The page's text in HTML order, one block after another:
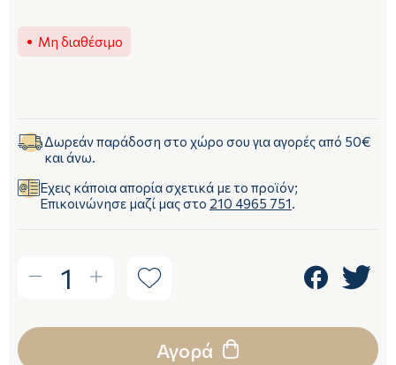
Μη διαθέσιμο
Δωρεάν παράδοση στο χώρο σου για αγορές από 50€
και άνω.
Έχεις κάποια απορία σχετικά με το προϊόν;
Επικοινώνησε μαζί μας στο 210 4965 751.
1
Αγορά